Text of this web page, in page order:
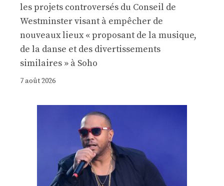
les projets controversés du Conseil de
Westminster visant à empêcher de
nouveaux lieux « proposant de la musique,
de la danse et des divertissements
similaires » à Soho
7 août 2026